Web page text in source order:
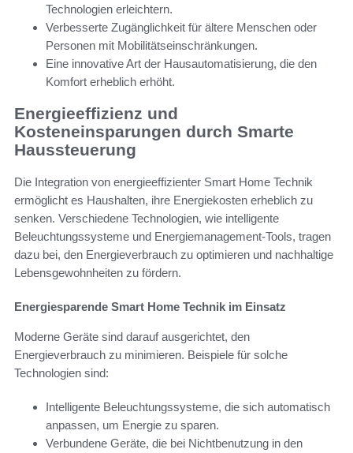
Technologien erleichtern.
Verbesserte Zugänglichkeit für ältere Menschen oder
Personen mit Mobilitätseinschränkungen.
Eine innovative Art der Hausautomatisierung, die den
Komfort erheblich erhöht.
Energieeffizienz und
Kosteneinsparungen durch Smarte
Haussteuerung
Die Integration von energieeffizienter Smart Home Technik
ermöglicht es Haushalten, ihre Energiekosten erheblich zu
senken. Verschiedene Technologien, wie intelligente
Beleuchtungssysteme und Energiemanagement-Tools, tragen
dazu bei, den Energieverbrauch zu optimieren und nachhaltige
Lebensgewohnheiten zu fördern.
Energiesparende Smart Home Technik im Einsatz
Moderne Geräte sind darauf ausgerichtet, den
Energieverbrauch zu minimieren. Beispiele für solche
Technologien sind:
Intelligente Beleuchtungssysteme, die sich automatisch
anpassen, um Energie zu sparen.
Verbundene Geräte, die bei Nichtbenutzung in den